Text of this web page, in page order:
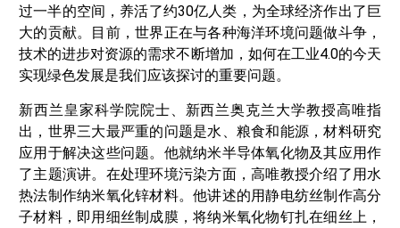
过一半的空间，养活了约30亿人类，为全球经济作出了巨
大的贡献。目前，世界正在与各种海洋环境问题做斗争，
技术的进步对资源的需求不断增加，如何在工业4.0的今天
实现绿色发展是我们应该探讨的重要问题。
新西兰皇家科学院院士、新西兰奥克兰大学教授高唯指
出，世界三大最严重的问题是水、粮食和能源，材料研究
应用于解决这些问题。他就纳米半导体氧化物及其应用作
了主题演讲。在处理环境污染方面，高唯教授介绍了用水
热法制作纳米氧化锌材料。他讲述的用静电纺丝制作高分
子材料，即用细丝制成膜，将纳米氧化物钉扎在细丝上，